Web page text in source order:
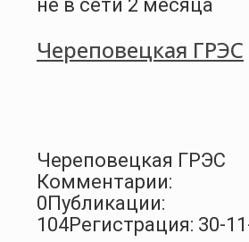
не в сети 2 месяца
Череповецкая ГРЭС
Череповецкая ГРЭС
Комментарии:
0Публикации:
104Регистрация: 30-